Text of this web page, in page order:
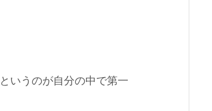
いうのが自分の中で第一